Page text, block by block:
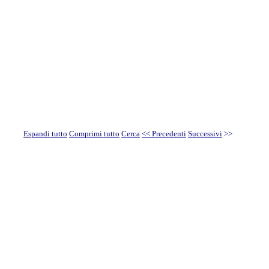
Espandi tutto Comprimi tutto Cerca << Precedenti Successivi >>